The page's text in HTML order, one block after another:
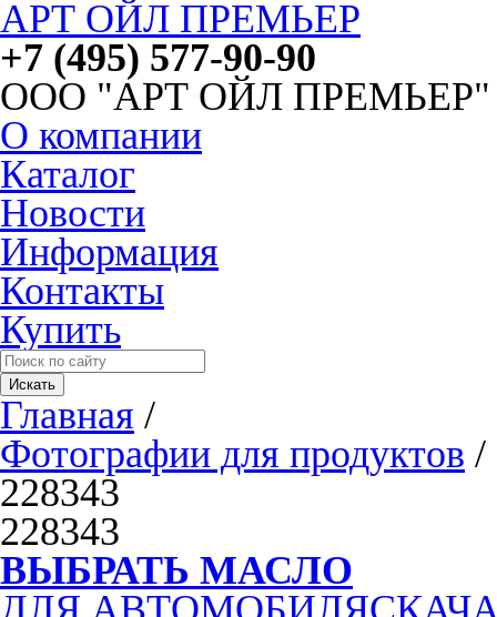
АРТ ОЙЛ ПРЕМЬЕР
+7 (495) 577-90-90
ООО "АРТ ОЙЛ ПРЕМЬЕР"
О компании
Каталог
Новости
Информация
Контакты
Купить
Главная /
Фотографии для продуктов /
228343
228343
ВЫБРАТЬ МАСЛО